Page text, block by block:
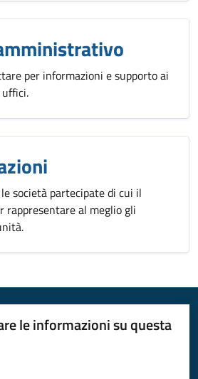
per informazioni e supporto ai
società partecipate di cui il
rappresentare al meglio gli
le informazioni su questa